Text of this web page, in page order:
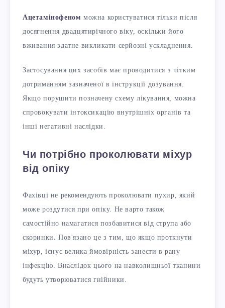
Ацетамінофеном можна користуватися тільки після
досягнення двадцятирічного віку, оскільки його
вживання здатне викликати серйозні ускладнення.
Застосування цих засобів має проводитися з чітким
дотриманням зазначеної в інструкції дозування.
Якщо порушити позначену схему лікування, можна
спровокувати інтоксикацію внутрішніх органів та
інші негативні наслідки.
Чи потрібно проколювати міхур
від опіку
Фахівці не рекомендують проколювати пухир, який
може роздутися при опіку. Не варто також
самостійно намагатися позбавитися від струпа або
скоринки. Пов'язано це з тим, що якщо проткнути
міхур, існує велика ймовірність занести в рану
інфекцію. Внаслідок цього на навколишньої тканини
будуть утворюватися гнійники.